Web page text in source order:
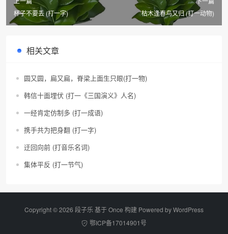
杯子不要丢 (打一字)
枯木逢春鸟又归 (打一动物)
相关文章
圆又圆，扁又扁，脊梁上面生只眼(打一物)
韩信十面埋伏 (打一《三国演义》人名)
一经肯定仿制多 (打一成语)
携手共为把身翻 (打一字)
迂回向前 (打音乐名词)
集体平反 (打一节气)
Copyright © 2026 段子乐 基于 Once 构建 Powered byWordPress
鄂ICP备17014901号